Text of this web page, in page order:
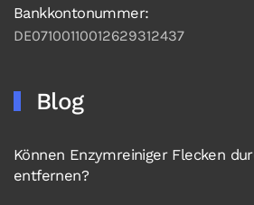
Bankkontonummer:
DE07100110012629312437
Blog
Können Enzymreiniger Flecken
entfernen?